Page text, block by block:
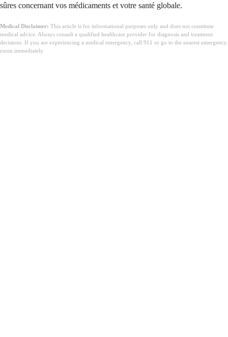
sûres concernant vos médicaments et votre santé globale.
Medical Disclaimer: This article is for informational purposes only and does not constitute
medical advice. Always consult a qualified healthcare provider for diagnosis and treatment
decisions. If you are experiencing a medical emergency, call 911 or go to the nearest emergency
room immediately.